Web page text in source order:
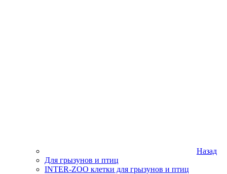
Назад
Для грызунов и птиц
INTER-ZOO клетки для грызунов и птиц